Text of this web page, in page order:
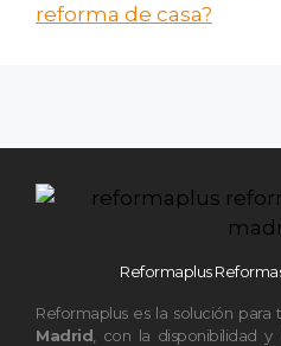
reforma de casa?
Reformaplus
Reformaplus es la solución para
Madrid , con la disponibilidad